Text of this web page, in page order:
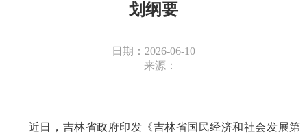
划纲要
日期：2026-06-10
来源：
近日，吉林省政府印发《吉林省国民经济和社会发展第